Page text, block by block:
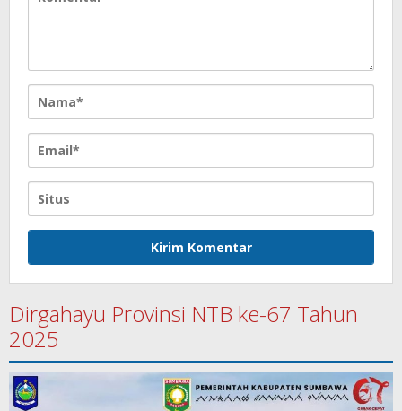
Dirgahayu Provinsi NTB ke-67 Tahun
2025